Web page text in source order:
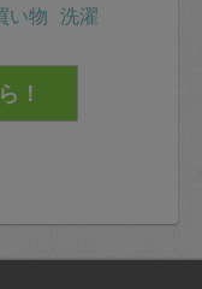
い物 洗濯